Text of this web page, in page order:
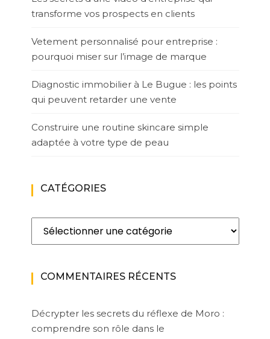
transforme vos prospects en clients
Vetement personnalisé pour entreprise :
pourquoi miser sur l’image de marque
Diagnostic immobilier à Le Bugue : les points
qui peuvent retarder une vente
Construire une routine skincare simple
adaptée à votre type de peau
CATÉGORIES
Catégories
COMMENTAIRES RÉCENTS
Décrypter les secrets du réflexe de Moro :
comprendre son rôle dans le